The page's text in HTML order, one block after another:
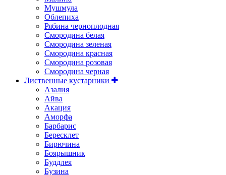
Мушмула
Облепиха
Рябина черноплодная
Смородина белая
Смородина зеленая
Смородина красная
Смородина розовая
Смородина черная
Лиственные кустарники
Азалия
Айва
Акация
Аморфа
Барбарис
Бересклет
Бирючина
Боярышник
Буддлея
Бузина